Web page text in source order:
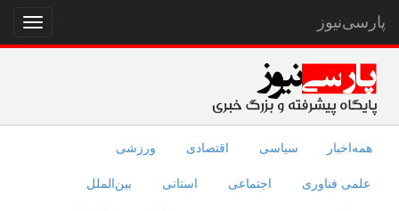
نمایش
منو
پارسی‌نیوز
همه‌اخبار سیاسی اقتصادی ورزشی
علمی فناوری اجتماعی استانی بین‌الملل